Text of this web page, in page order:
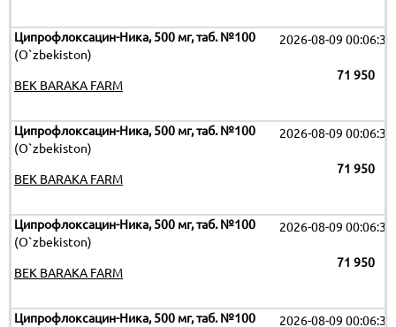
Ципрофлоксацин-Ника, 500 мг, таб. №100
(O`zbekiston)
2026-08-09 00:06:32
71 950
BEK BARAKA FARM
Ципрофлоксацин-Ника, 500 мг, таб. №100
(O`zbekiston)
2026-08-09 00:06:32
71 950
BEK BARAKA FARM
Ципрофлоксацин-Ника, 500 мг, таб. №100
(O`zbekiston)
2026-08-09 00:06:32
71 950
BEK BARAKA FARM
Ципрофлоксацин-Ника, 500 мг, таб. №100 2026-08-09 00:06:32